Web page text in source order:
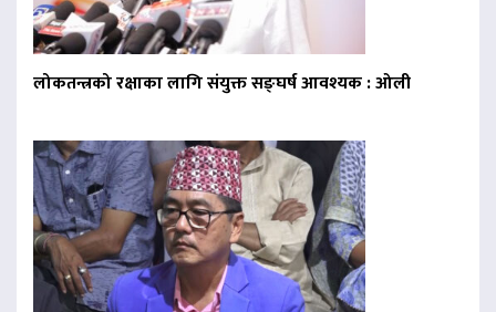
लोकतन्त्रको रक्षाका लागि संयुक्त सङ्घर्ष आवश्यक : ओली